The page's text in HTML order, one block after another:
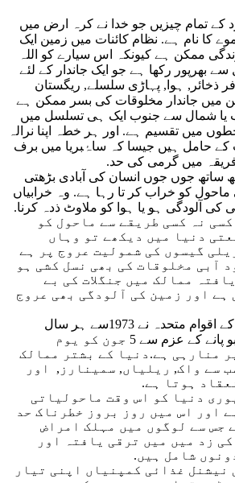
کے تمام چیزیں جو خدا نے کرہ ارض میں
کا نام ہے. نظام کائنات میں زمین ایک
ممکن ہے کیونکہ اس سیارے کو اللہ
سے بھرپور رکھا ہے جو ایک جاندار کے لئے
ذخائر, ہوا, پہاڑی سلسلے, ریگستان
میں جاندار مخلوقات کی بسر ممکن ہے
شمال سے جنوب ایک ہی تسلسل میں
میں تقسیم ہے. اور ہر خطہ اپنا نرالہ
حامل ہیں جیسا کہ ساۂبریا میں برف
میں گرمی کی حد.
ساتھ جوں جوں انسان کی آبادی بڑھتی
کو خراب کر تا رہا ہے. وہ خرابیاں
کی آلودگی ہو یا ہوا کو ملاوٹ ذدہ کرنا.
نہ کسی طریقے سے ماحول کو
دنیا میں دیکھے تو وہاں
گیسوں کی شمولیت عروج پر ہے
آبی مخلوقات کی بھی نسل کشی ہو
ممالک میں جنگلات کی بے
ہے اور زمین کی آلودگی بھی عروج
انہی مسائل پر غور کر کے اقوام متحدہ نے 1973سے ہر سال
ماحولیاتی مسائل پر قابو پانے کے عزم سے 5 جون کو یوم
منارہی ہے.دنیا کے بشتر ممالک
سے واک, ریلیاں, سمینارز, اور
ہوتا ہے.
دنیا کو اس وقت ماحولیاتی
اور اس میں روز بروز خطرناک حد
جس سے لوگوں میں مہلک امراض
زد میں میں ترقی یافتہ اور
شامل ہیں.
نیشنل غذائی کمپنیاں اپنی تیار